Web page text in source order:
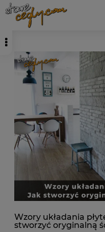
Wzory układania
stworzyć oryginalną